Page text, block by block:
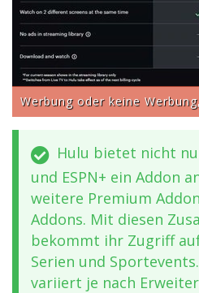
Werbung oder keine
Hulu bietet nicht
und ESPN+ ein Addon
weitere Premium
Addons. Mit diesen
bekommt ihr Zugriff
Serien und
variiert je nach